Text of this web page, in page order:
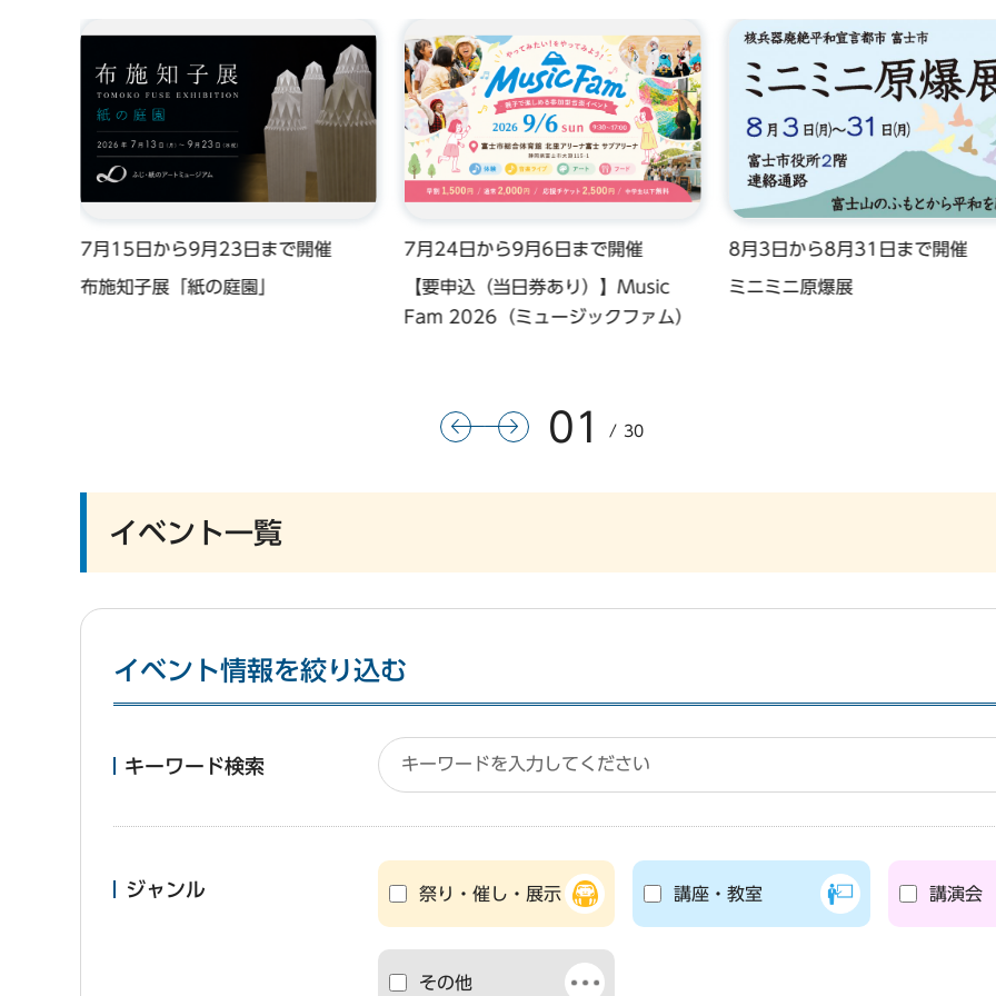
前のスライドを表示
次のスライドを表示
01 30
7月15日から9月23日まで開催
布施知子展「紙の庭園」
7月24日から9月6日まで開催
【要申込（当日券あり）】Music
Fam 2026（ミュージックファム）
8月3日から8月31日まで開催
ミニミニ原爆展
イベント一覧
イベント情報を絞り込む
キーワード検索
ジャンル 祭り・催し・展示 講座・教室 講演会
その他